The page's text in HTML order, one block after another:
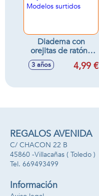
Diadema con
orejitas de ratón -
Modelos surtidos
3 años 4,99 €
REGALOS AVENIDA
C/ CHACON 22 B
45860 -Villacañas ( Toledo )
669493499
Información